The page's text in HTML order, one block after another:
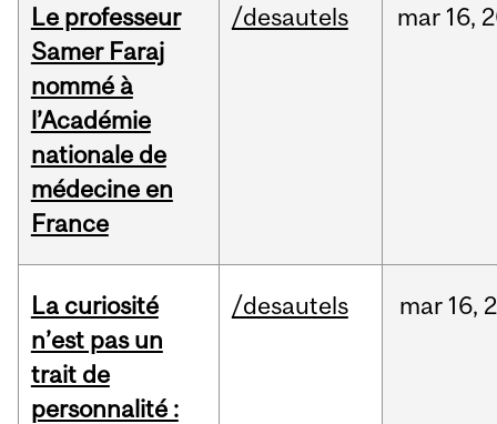
Le professeur
Samer Faraj
nommé à
l’Académie
nationale de
médecine en
France
/desautels mar 16,
La curiosité
n’est pas un
trait de
personnalité :
/desautels mar 16,